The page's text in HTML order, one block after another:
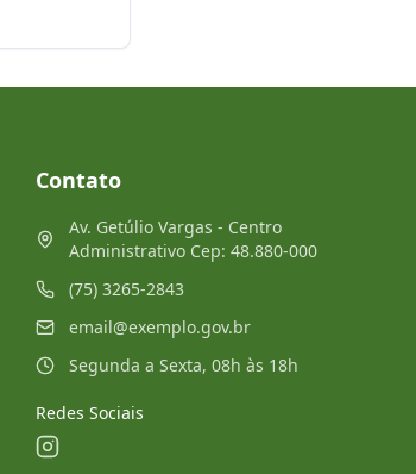
Centro
Contato
Av. Getúlio Vargas - Centro
Administrativo Cep: 48.880-000
(75) 3265-2843
email@exemplo.gov.br
Segunda a Sexta, 08h às 18h
Redes Sociais